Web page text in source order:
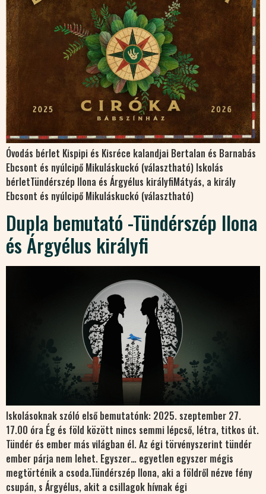
Óvodás bérlet Kispipi és Kisréce kalandjai Bertalan és Barnabás
Ebcsont és nyúlcipő Mikuláskuckó (választható) Iskolás
bérletTündérszép Ilona és Árgyélus királyfiMátyás, a király
Ebcsont és nyúlcipő Mikuláskuckó (választható)
Dupla bemutató -Tündérszép Ilona
és Árgyélus királyfi
Iskolásoknak szóló első bemutatónk: 2025. szeptember 27.
17.00 óra Ég és föld között nincs semmi lépcső, létra, titkos út.
Tündér és ember más világban él. Az égi törvényszerint tündér
ember párja nem lehet. Egyszer… egyetlen egyszer mégis
megtörténik a csoda.Tündérszép Ilona, aki a földről nézve fény
csupán, s Árgyélus, akit a csillagok hívnak égi